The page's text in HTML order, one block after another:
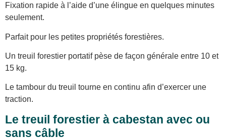
Fixation rapide à l’aide d’une élingue en quelques minutes
seulement.
Parfait pour les petites propriétés forestières.
Un treuil forestier portatif pèse de façon générale entre 10 et
15 kg.
Le tambour du treuil tourne en continu afin d’exercer une
traction.
Le treuil forestier à cabestan avec ou
sans câble